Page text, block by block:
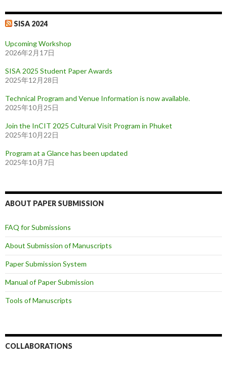
SISA 2024
Upcoming Workshop
2026年2月17日
SISA 2025 Student Paper Awards
2025年12月28日
Technical Program and Venue Information is now available.
2025年10月25日
Join the InCIT 2025 Cultural Visit Program in Phuket
2025年10月22日
Program at a Glance has been updated
2025年10月7日
ABOUT PAPER SUBMISSION
FAQ for Submissions
About Submission of Manuscripts
Paper Submission System
Manual of Paper Submission
Tools of Manuscripts
COLLABORATIONS